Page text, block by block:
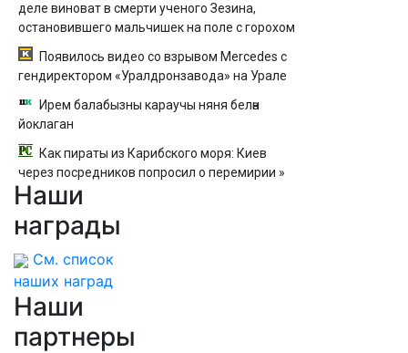
деле виноват в смерти ученого Зезина,
остановившего мальчишек на поле с горохом
Появилось видео со взрывом Mercedes с
гендиректором «Уралдронзавода» на Урале
Ирем балабызны караучы няня белән
йоклаган
Как пираты из Карибского моря: Киев
через посредников попросил о перемирии »
PolitCentr-NEWS
Наши
награды
См. список
наших наград
Наши
партнеры